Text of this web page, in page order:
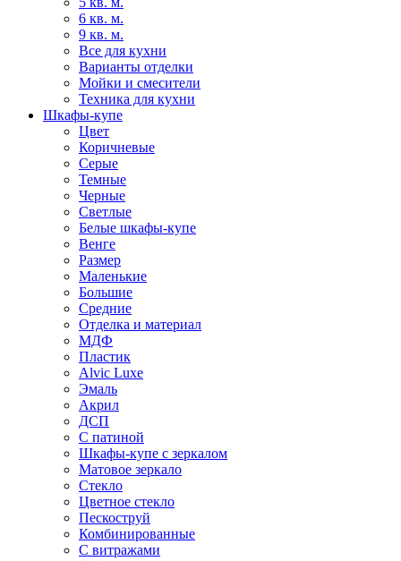
6 кв. м.
9 кв. м.
Все для кухни
Варианты отделки
Мойки и смесители
Техника для кухни
Шкафы-купе
Цвет
Коричневые
Серые
Темные
Черные
Светлые
Белые шкафы-купе
Венге
Размер
Маленькие
Большие
Средние
Отделка и материал
МДФ
Пластик
Alvic Luxe
Эмаль
Акрил
ДСП
С патиной
Шкафы-купе с зеркалом
Матовое зеркало
Стекло
Цветное стекло
Пескоструй
Комбинированные
С витражами